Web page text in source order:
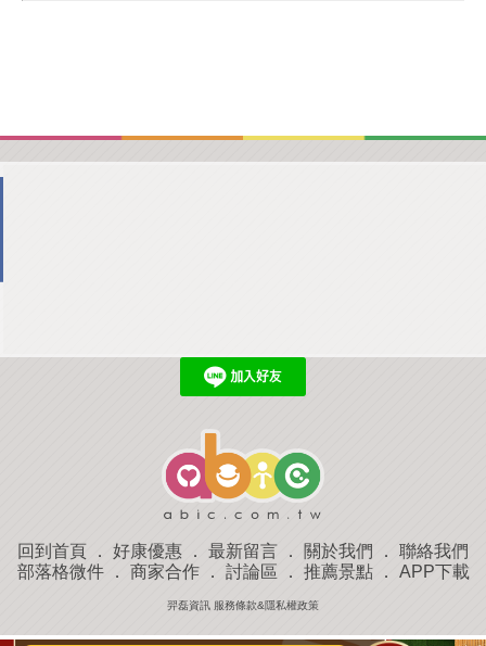
回到首頁 ． 好康優惠 ． 最新留言 ． 關於我們 ． 聯絡我們
部落格微件． 商家合作． 討論區 ． 推薦景點． APP下載
羿磊資訊 服務條款&隱私權政策